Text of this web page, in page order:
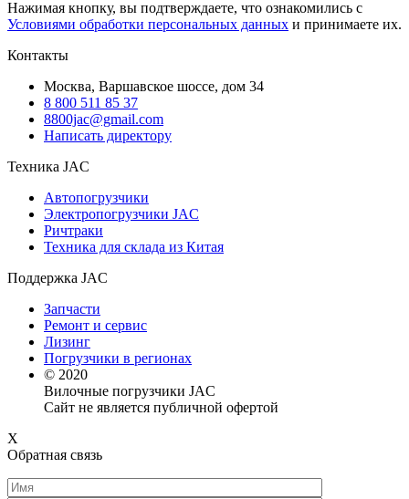
Нажимая кнопку, вы подтверждаете, что ознакомились с
Условиями обработки персональных данных и принимаете их.
Контакты
Москва, Варшавское шоссе, дом 34
8 800 511 85 37
8800jac@gmail.com
Написать директору
Техника JAC
Автопогрузчики
Электропогрузчики JAC
Ричтраки
Техника для склада из Китая
Поддержка JAC
Запчасти
Ремонт и сервис
Лизинг
Погрузчики в регионах
© 2020
Вилочные погрузчики JAC
Сайт не является публичной офертой
X
Обратная связь